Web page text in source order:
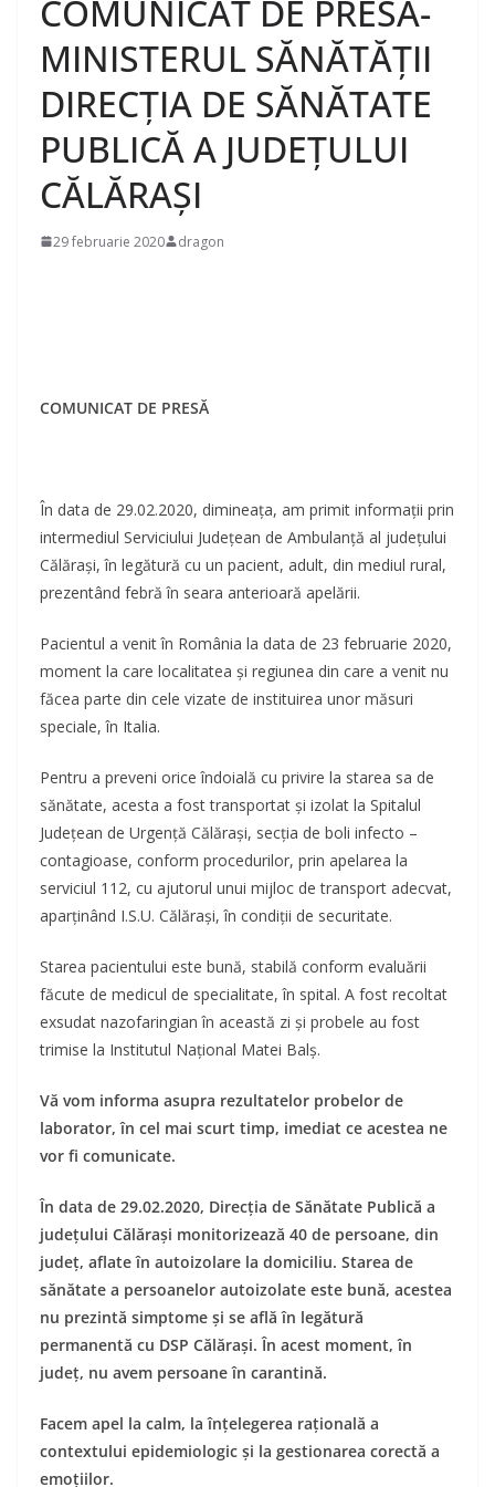
COMUNICAT DE PRESA-
MINISTERUL SĂNĂTĂȚII
DIRECȚIA DE SĂNĂTATE
PUBLICĂ A JUDEȚULUI
CĂLĂRAȘI
29 februarie 2020 dragon
COMUNICAT DE PRESĂ
În data de 29.02.2020, dimineața, am primit informații prin
intermediul Serviciului Județean de Ambulanță al județului
Călărași, în legătură cu un pacient, adult, din mediul rural,
prezentând febră în seara anterioară apelării.
Pacientul a venit în România la data de 23 februarie 2020,
moment la care localitatea și regiunea din care a venit nu
făcea parte din cele vizate de instituirea unor măsuri
speciale, în Italia.
Pentru a preveni orice îndoială cu privire la starea sa de
sănătate, acesta a fost transportat și izolat la Spitalul
Județean de Urgență Călărași, secția de boli infecto –
contagioase, conform procedurilor, prin apelarea la
serviciul 112, cu ajutorul unui mijloc de transport adecvat,
aparținând I.S.U. Călărași, în condiții de securitate.
Starea pacientului este bună, stabilă conform evaluării
făcute de medicul de specialitate, în spital. A fost recoltat
exsudat nazofaringian în această zi și probele au fost
trimise la Institutul Național Matei Balș.
Vă vom informa asupra rezultatelor probelor de
laborator, în cel mai scurt timp, imediat ce acestea ne
vor fi comunicate.
În data de 29.02.2020, Direcția de Sănătate Publică a
județului Călărași monitorizează 40 de persoane, din
județ, aflate în autoizolare la domiciliu. Starea de
sănătate a persoanelor autoizolate este bună, acestea
nu prezintă simptome și se află în legătură
permanentă cu DSP Călărași. În acest moment, în
județ, nu avem persoane în carantină.
Facem apel la calm, la înțelegerea rațională a
contextului epidemiologic și la gestionarea corectă a
emoțiilor.